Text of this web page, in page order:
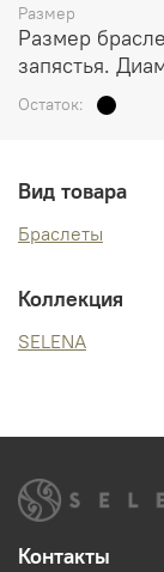
Размер
Размер
запястья.
Остаток:
Вид товара
Браслеты
Коллекция
SELENA
Контакты